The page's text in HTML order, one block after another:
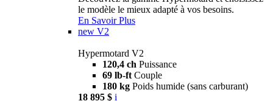
le modèle le mieux adapté à vos besoins.
En Savoir Plus
new V2
Hypermotard V2
120,4 ch Puissance
69 lb-ft Couple
180 kg Poids humide (sans carburant)
18 895 $ i